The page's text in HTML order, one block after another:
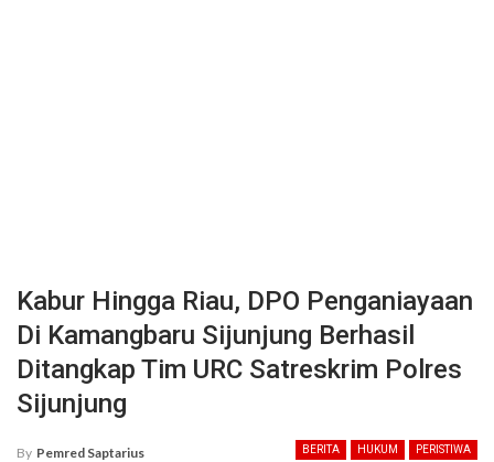
Kabur Hingga Riau, DPO Penganiayaan
Di Kamangbaru Sijunjung Berhasil
Ditangkap Tim URC Satreskrim Polres
Sijunjung
BERITA HUKUM PERISTIWA
By Pemred Saptarius